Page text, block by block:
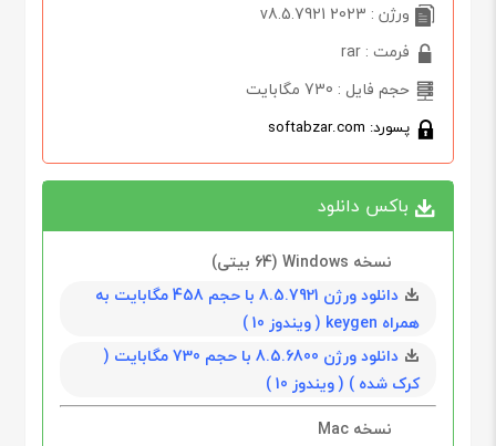
ورژن : 2023 v8.5.7921
فرمت : rar
حجم فایل : 730 مگابایت
پسورد: softabzar.com
باکس دانلود
نسخه Windows (64 بیتی)
دانلود ورژن 8.5.7921 با حجم 458 مگابايت به
همراه keygen ( و‌یندوز 10 )
دانلود ورژن 8.5.6800 با حجم 730 مگابايت (
کرک شده ) ( و‌یندوز 10 )
نسخه Mac